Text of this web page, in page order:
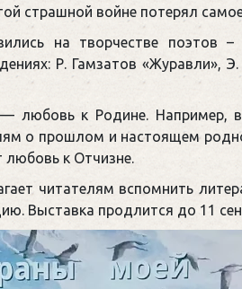
страшной войне потерял
на творчестве поэтов
Р. Гамзатов «Журавли»,
любовь к Родине. Например,
о прошлом и настоящем
любовь к Отчизне.
читателям вспомнить
Выставка продлится до 11